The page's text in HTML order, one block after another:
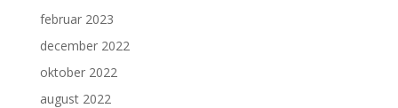
februar 2023
december 2022
oktober 2022
august 2022